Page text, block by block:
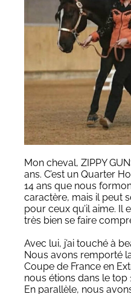
Mon cheval, ZIPPY
ans. C’est un Quarter
14 ans que nous
caractère, mais il peut
pour ceux qu’il aime. Il
très bien se faire
Avec lui, j’ai touché à
Nous avons remporté
Coupe de France en
nous étions dans le top
En parallèle, nous